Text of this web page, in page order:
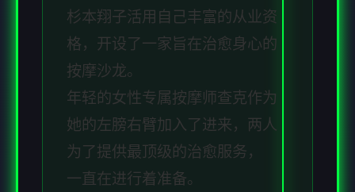
杉本翔子活用自己丰富的从业资
格，开设了一家旨在治愈身心的
按摩沙龙。
年轻的女性专属按摩师查克作为
她的左膀右臂加入了进来，两人
为了提供最顶级的治愈服务，
一直在进行着准备。